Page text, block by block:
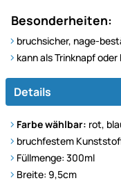
Besonderheiten:
bruchsicher, nage-
kann als Trinknapf
Details
Farbe wählbar: rot,
bruchfestem
Füllmenge: 300ml
Breite: 9,5cm